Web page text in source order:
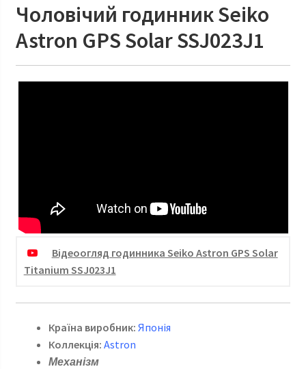
Чоловічий годинник Seiko
Astron GPS Solar SSJ023J1
Відеоогляд годинника Seiko Astron GPS Solar
Titanium SSJ023J1
Країна виробник: Японія
Коллекція: Astron
Механізм